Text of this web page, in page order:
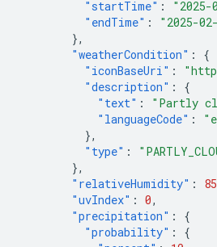
"startTime" : "2025-
"endTime" :
"2025-
},
"weatherCondition" :
{
"iconBaseUri" :
"description" :
{
"text" : "Partly
"languageCode" :
},
"type" :
},
"relativeHumidity" : 85
"uvIndex" : 0,
"precipitation" :
{
"probability" :
{